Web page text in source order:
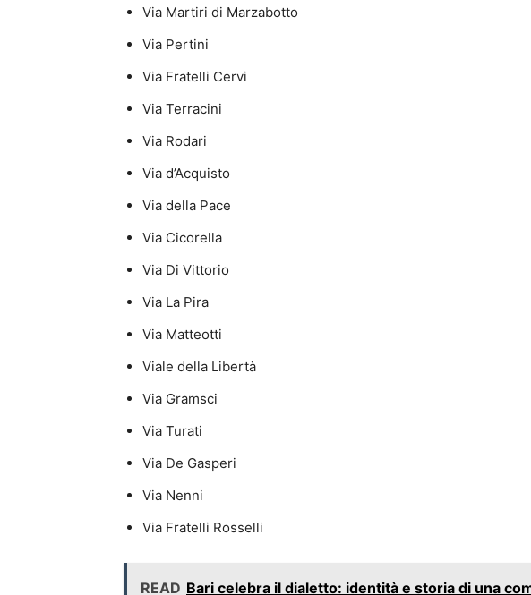
Via Martiri di Marzabotto
Via Pertini
Via Fratelli Cervi
Via Terracini
Via Rodari
Via d’Acquisto
Via della Pace
Via Cicorella
Via Di Vittorio
Via La Pira
Via Matteotti
Viale della Libertà
Via Gramsci
Via Turati
Via De Gasperi
Via Nenni
Via Fratelli Rosselli
READ Bari celebra il dialetto: identità e storia di una